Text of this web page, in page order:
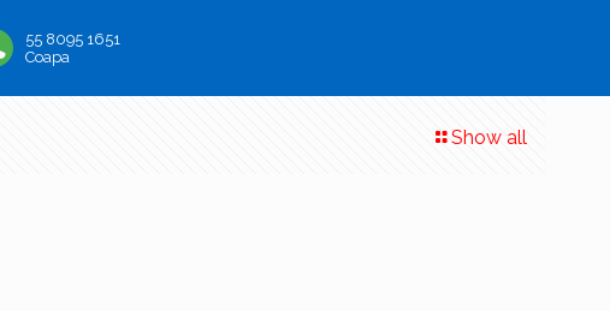
55 8095 1651
Coapa
Show all